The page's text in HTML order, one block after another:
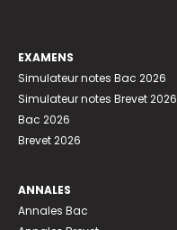
EXAMENS
Simulateur notes Bac 2026
Simulateur notes Brevet 2026
Bac 2026
Brevet 2026
ANNALES
Annales Bac